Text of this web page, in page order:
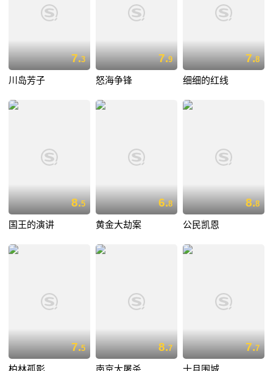
7.3
川岛芳子
7.9
怒海争锋
7.8
细细的红线
8.5
国王的演讲
6.8
黄金大劫案
8.8
公民凯恩
7.5 8.7 7.7